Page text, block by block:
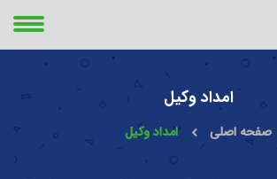
امداد وکیل
صفحه اصلی امداد وکیل